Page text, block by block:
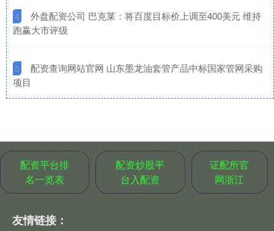
4
​外盘配资公司 巴克莱：将百度目标价上调至400美元 维持
跑赢大市评级
5
​配资查询网站官网 山东墨龙油套管产品中标国家管网采购
项目
配资平台排
名一览表
配资炒股平
台入配资
证配所官
网浙江
友情链接：